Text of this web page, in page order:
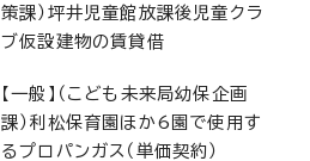
策課）坪井児童館放課後児童クラ
ブ仮設建物の賃貸借
【一般】（こども未来局幼保企画
課）利松保育園ほか6園で使用す
るプロパンガス（単価契約）